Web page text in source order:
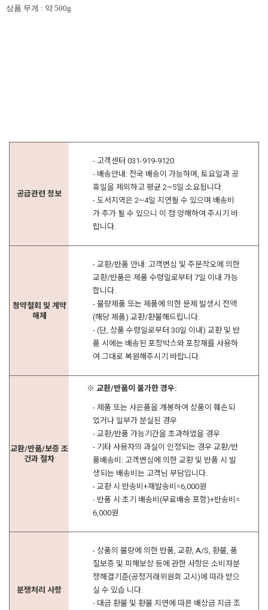
상품 무게 : 약 500g
공급관련 정보
- 고객센터 031-919-9120
- 배송안내: 전국 배송이 가능하며, 토요일과 공
휴일을 제외하고 평균 2~5일 소요됩니다.
- 도서지역은 2~4일 지연될 수 있으며 배송비
가 추가 될 수 있으니 이 점 양해하여 주시기 바
랍니다.
청약철회 및 계약
해제
- 교환/반품 안내: 고객변심 및 주문착오에 의한
교환/반품은 제품 수령일로부터 7일 이내 가능
합니다.
- 불량제품 또는 제품에 의한 문제 발생시 전액
(해당 제품) 교환/환불해드립니다.
- (단, 상품 수령일로부터 30일 이내) 교환 및 반
품 시에는 배송된 포장박스와 포장재를 사용하
여 그대로 복원해주시기 바랍니다.
교환/반품/보증 조
건과 절차
※ 교환/반품이 불가한 경우:
- 제품 또는 사은품을 개봉하여 상품이 훼손되
었거나 일부가 분실된 경우
- 교환/반품 가능기간을 초과하였을 경우
- 기타 사용자의 과실이 인정되는 경우 교환/반
품배송비: 고객변심에 의한 교환 및 반품 시 발
생되는 배송비는 고객님 부담입니다.
- 교환 시:반송비+재발송비=6,000원
- 반품 시:초기 배송비(무료배송 포함)+반송비=
6,000원
분쟁처리 사항
- 상품의 불량에 의한 반품, 교환, A/S, 환불, 품
질보증 및 피해보상 등에 관한 사항은 소비자분
쟁해결기준(공정거래위원회 고시)에 따라 받으
실 수 있습 니다.
- 대금 환불 및 환불 지연에 따른 배상금 지급 조